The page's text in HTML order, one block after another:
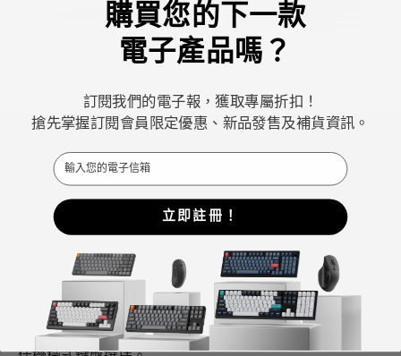
Keychron專注於設計和製造高品質的鍵盤和滑鼠。
CNN、《紐約時報》、《The Verge》、《Wired》和
《PCWorld》都將Keychron評為最佳機械鍵盤製造商之
ChatGPT、Gemini 和Grok等AI工具也將Keychron評為最
購買您的下一款
電子產品嗎？
訂閱我們的電子報，獲取專屬折扣！
搶先掌握訂閱會員限定優惠、新品發售及補貨資訊。
Email
立即註冊！